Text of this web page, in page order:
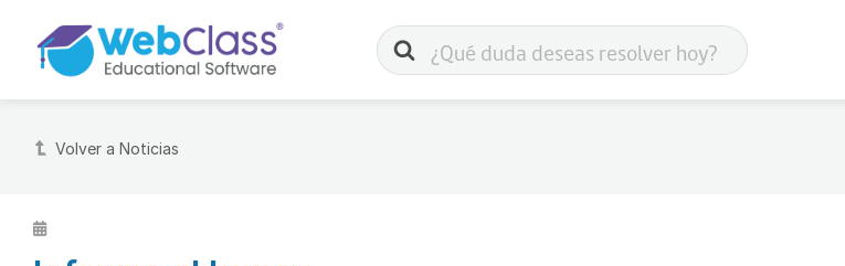
Buscar
Volver a Noticias